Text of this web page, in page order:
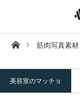
ホーム筋肉写真素材
美容室のマッチョ